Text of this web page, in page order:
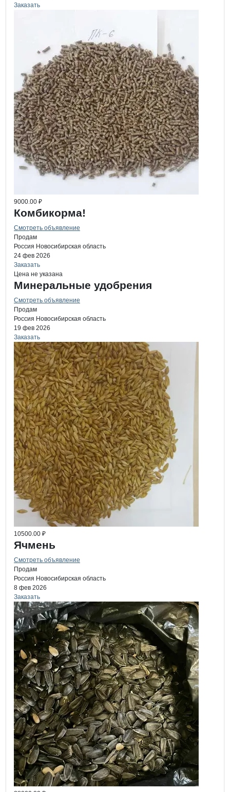
Заказать
9000.00 ₽
Комбикорма!
Смотреть объявление
Продам
Россия Новосибирская область
24 фев 2026
Заказать
Цена не указана
Минеральные удобрения
Смотреть объявление
Продам
Россия Новосибирская область
19 фев 2026
Заказать
10500.00 ₽
Ячмень
Смотреть объявление
Продам
Россия Новосибирская область
8 фев 2026
Заказать